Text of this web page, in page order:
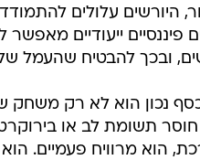
עלולים להתמודד
פיננסיים ייעודיים
ובכך להבטיח שהעמל של
נכון הוא לא רק משחק
תשומת לב או
הוא מרוויח פעמיים. הוא